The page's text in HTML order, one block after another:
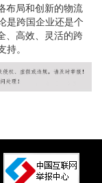
布局和创新的物流
是跨国企业还是个
、高效、灵活的跨
。